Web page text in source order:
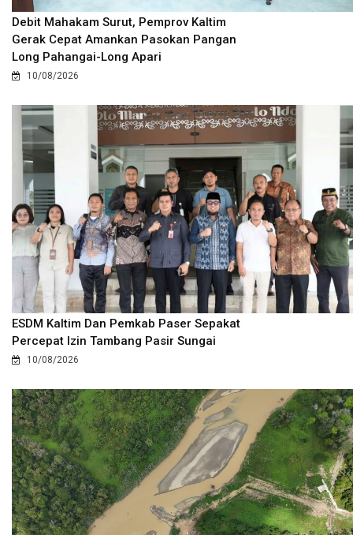
Debit Mahakam Surut, Pemprov Kaltim
Gerak Cepat Amankan Pasokan Pangan
Long Pahangai-Long Apari
10/08/2026
ESDM Kaltim Dan Pemkab Paser Sepakat
Percepat Izin Tambang Pasir Sungai
10/08/2026